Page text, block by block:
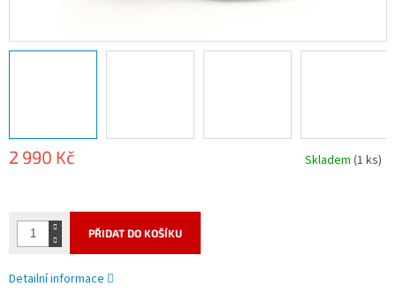
2 990 Kč Skladem(1 ks)
PŘIDAT DO KOŠÍKU
Detailní informace